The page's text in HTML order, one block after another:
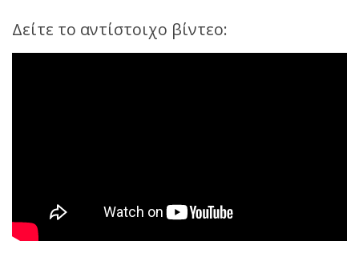
Δείτε το αντίστοιχο βίντεο: